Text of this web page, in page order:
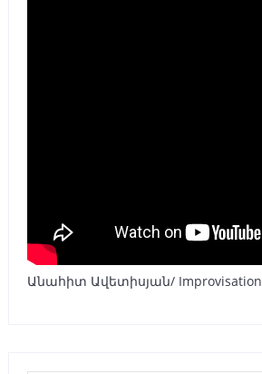
Անահիտ Ավետիսյան/ Improvisation